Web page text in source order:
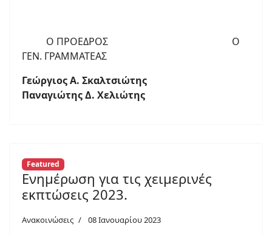
Ο ΠΡΟΕΔΡΟΣ Ο
ΓΕΝ. ΓΡΑΜΜΑΤΕΑΣ
Γεώργιος Α. Σκαλτσιώτης
Παναγιώτης Δ. Χελιώτης
Featured
Ενημέρωση για τις χειμερινές
εκπτώσεις 2023.
Ανακοινώσεις 08 Ιανουαρίου 2023